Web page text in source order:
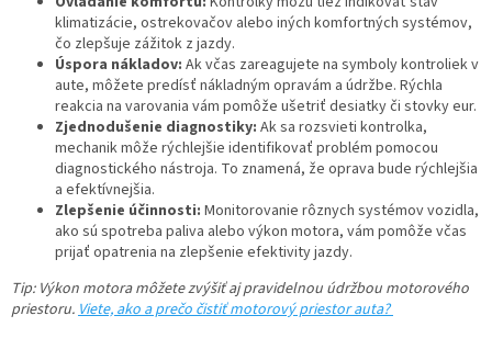
klimatizácie, ostrekovačov alebo iných komfortných systémov,
čo zlepšuje zážitok z jazdy.
Úspora nákladov: Ak včas zareagujete na symboly kontroliek v
aute, môžete predísť nákladným opravám a údržbe. Rýchla
reakcia na varovania vám pomôže ušetriť desiatky či stovky eur.
Zjednodušenie diagnostiky: Ak sa rozsvieti kontrolka,
mechanik môže rýchlejšie identifikovať problém pomocou
diagnostického nástroja. To znamená, že oprava bude rýchlejšia
a efektívnejšia.
Zlepšenie účinnosti: Monitorovanie rôznych systémov vozidla,
ako sú spotreba paliva alebo výkon motora, vám pomôže včas
prijať opatrenia na zlepšenie efektivity jazdy.
Tip: Výkon motora môžete zvýšiť aj pravidelnou údržbou motorového
priestoru. Viete, ako a prečo čistiť motorový priestor auta?